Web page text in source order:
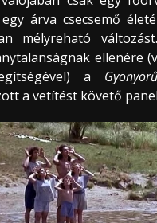
árva csecsemő
mélyreható
ellenére
a
a vetítést követő